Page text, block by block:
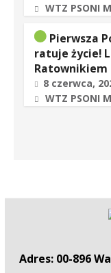
WTZ PSONI
Pierwsza
ratuje życie!
Ratownikiem
8 czerwca,
WTZ PSONI
Adres: 00-896